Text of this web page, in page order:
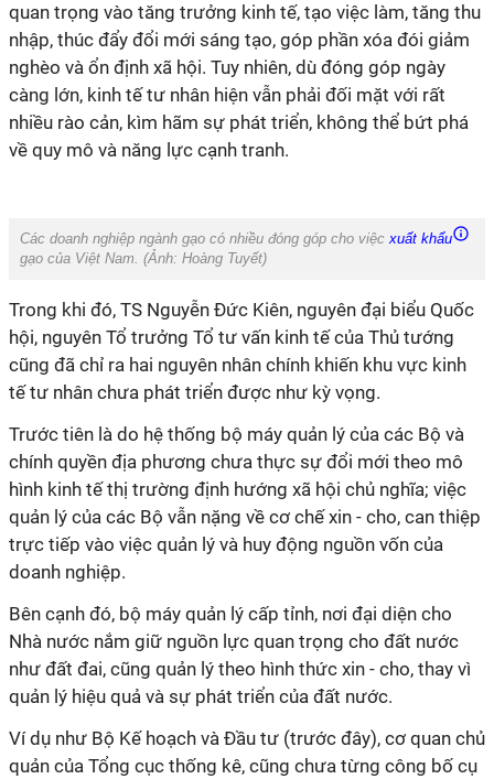
quan trọng vào tăng trưởng kinh tế, tạo việc làm, tăng thu
nhập, thúc đẩy đổi mới sáng tạo, góp phần xóa đói giảm
nghèo và ổn định xã hội. Tuy nhiên, dù đóng góp ngày
càng lớn, kinh tế tư nhân hiện vẫn phải đối mặt với rất
nhiều rào cản, kìm hãm sự phát triển, không thể bứt phá
về quy mô và năng lực cạnh tranh.
Các doanh nghiệp ngành gạo có nhiều đóng góp cho việc xuất khẩu
gạo của Việt Nam. (Ảnh: Hoàng Tuyết)
Trong khi đó, TS Nguyễn Đức Kiên, nguyên đại biểu Quốc
hội, nguyên Tổ trưởng Tổ tư vấn kinh tế của Thủ tướng
cũng đã chỉ ra hai nguyên nhân chính khiến khu vực kinh
tế tư nhân chưa phát triển được như kỳ vọng.
Trước tiên là do hệ thống bộ máy quản lý của các Bộ và
chính quyền địa phương chưa thực sự đổi mới theo mô
hình kinh tế thị trường định hướng xã hội chủ nghĩa; việc
quản lý của các Bộ vẫn nặng về cơ chế xin - cho, can thiệp
trực tiếp vào việc quản lý và huy động nguồn vốn của
doanh nghiệp.
Bên cạnh đó, bộ máy quản lý cấp tỉnh, nơi đại diện cho
Nhà nước nắm giữ nguồn lực quan trọng cho đất nước
như đất đai, cũng quản lý theo hình thức xin - cho, thay vì
quản lý hiệu quả và sự phát triển của đất nước.
Ví dụ như Bộ Kế hoạch và Đầu tư (trước đây), cơ quan chủ
quản của Tổng cục thống kê, cũng chưa từng công bố cụ